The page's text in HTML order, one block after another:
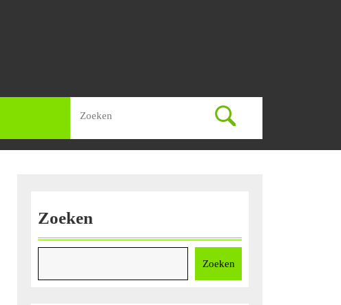
naar:
Zoeken
Zoeken